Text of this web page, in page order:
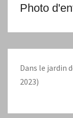
Photo
Dans le jardin
2023)